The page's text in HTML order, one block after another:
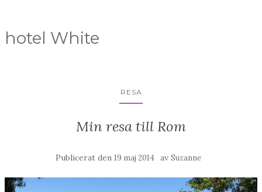
hotel White
RESA
Min resa till Rom
Publicerat den 19 maj 2014 av Suzanne